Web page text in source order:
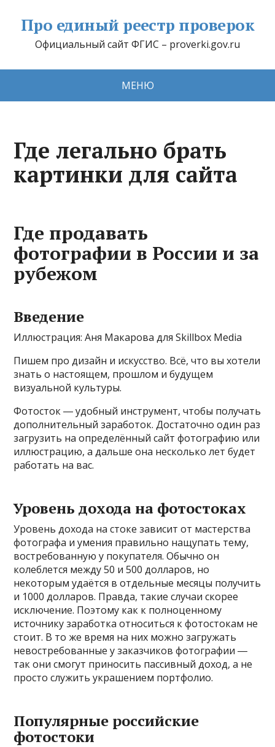
Про единый реестр проверок
Официальный сайт ФГИС – proverki.gov.ru
МЕНЮ
Где легально брать
картинки для сайта
Где продавать
фотографии в России и за
рубежом
Введение
Иллюстрация: Аня Макарова для Skillbox Media
Пишем про дизайн и искусство. Всё, что вы хотели
знать о настоящем, прошлом и будущем
визуальной культуры.
Фотосток ― удобный инструмент, чтобы получать
дополнительный заработок. Достаточно один раз
загрузить на определённый сайт фотографию или
иллюстрацию, а дальше она несколько лет будет
работать на вас.
Уровень дохода на фотостоках
Уровень дохода на стоке зависит от мастерства
фотографа и умения правильно нащупать тему,
востребованную у покупателя. Обычно он
колеблется между 50 и 500 долларов, но
некоторым удаётся в отдельные месяцы получить
и 1000 долларов. Правда, такие случаи скорее
исключение. Поэтому как к полноценному
источнику заработка относиться к фотостокам не
стоит. В то же время на них можно загружать
невостребованные у заказчиков фотографии ―
так они смогут приносить пассивный доход, а не
просто служить украшением портфолио.
Популярные российские
фотостоки